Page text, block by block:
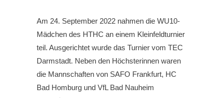
Am 24. September 2022 nahmen die WU10-
Mädchen des HTHC an einem Kleinfeldturnier
teil. Ausgerichtet wurde das Turnier vom TEC
Darmstadt. Neben den Höchsterinnen waren
die Mannschaften von SAFO Frankfurt, HC
Bad Homburg und VfL Bad Nauheim